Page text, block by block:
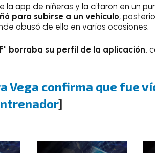
app de niñeras y la citaron en un
para subirse a un vehículo;
abusó de ella en varias ocasiones.
borraba su perfil de la aplicación,
Vega confirma que fue
]